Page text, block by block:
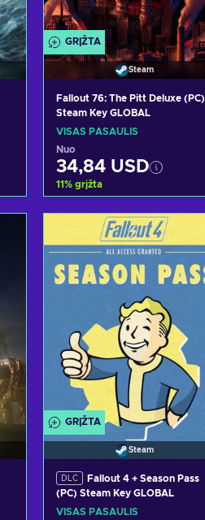
GRĮŽTA
Steam
Fallout 76: The Pitt Deluxe (PC)
Steam Key GLOBAL
VISAS PASAULIS
Nuo
34,84 USD
11% grįžta
Pridėti į krepšelį
Peržiūrėti pasiūlymus
GRĮŽTA
Steam
DLC
Fallout 4 + Season Pass
(PC) Steam Key GLOBAL
VISAS PASAULIS